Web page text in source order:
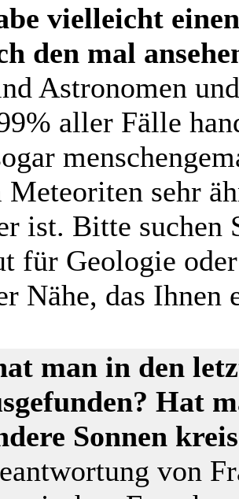
vielleicht
den mal
Astronomen
aller Fälle
Meteoriten sehr
ist. Bitte suchen
für Geologie
Nähe, das Ihnen
man in den
Hat
Sonnen
von